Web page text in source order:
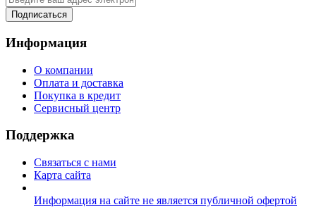
Подписаться
Информация
О компании
Оплата и доставка
Покупка в кредит
Сервисный центр
Поддержка
Связаться с нами
Карта сайта
Информация на сайте не является публичной офертой